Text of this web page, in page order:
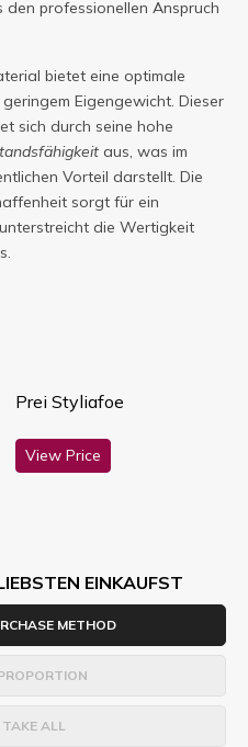
professionellen Anspruch
bietet eine optimale
Eigengewicht. Dieser
sich durch seine hohe
aus, was im
Vorteil darstellt. Die
sorgt für ein
die Wertigkeit
Prei Styliafoe
View Price
EINKAUFST
METHOD
ALL